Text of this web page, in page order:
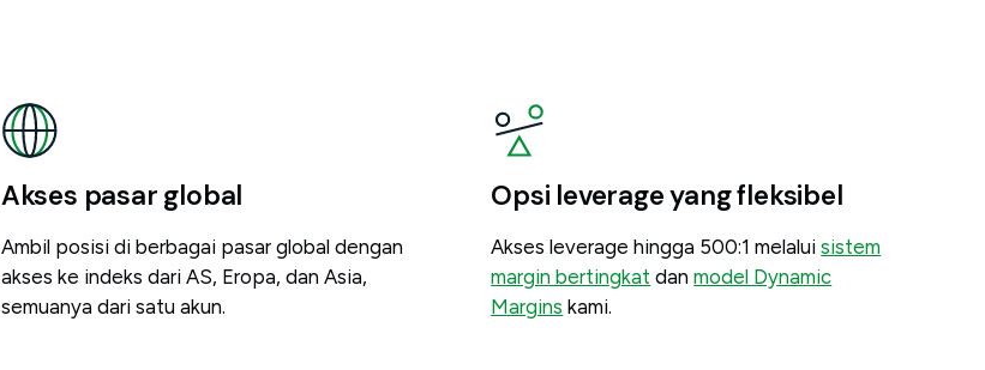
Akses pasar global
Ambil posisi di berbagai pasar global dengan
akses ke indeks dari AS, Eropa, dan Asia,
semuanya dari satu akun.
Opsi leverage yang fleksibel
Akses leverage hingga 500:1 melaluisistem
margin bertingkat danmodel Dynamic
Margins kami.